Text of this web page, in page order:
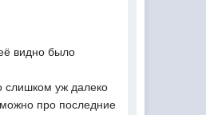
видно было
слишком уж далеко
про последние